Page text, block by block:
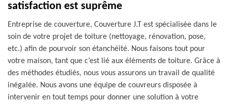
satisfaction est suprême
Entreprise de couverture, Couverture J.T est spécialisée dans le
soin de votre projet de toiture (nettoyage, rénovation, pose,
etc.) afin de pourvoir son étanchéité. Nous faisons tout pour
votre maison, tant que c’est lié aux éléments de toiture. Grâce à
des méthodes étudiés, nous vous assurons un travail de qualité
inégalée. Nous avons une équipe de couvreurs disposée à
intervenir en tout temps pour donner une solution à votre